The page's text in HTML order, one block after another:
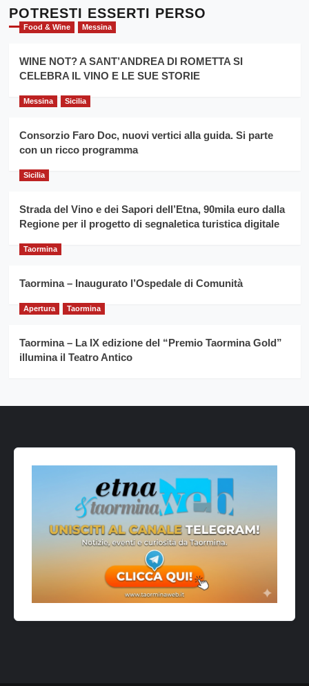
l’
evento
per
la
filiera
grano
Cronoscalata
Giarre
Montesalice
per
il
anno
Franco
Caruso
POTRESTI ESSERTI PERSO
Food & Wine Messina
WINE NOT? A SANT’ANDREA DI ROMETTA SI
CELEBRA IL VINO E LE SUE STORIE
Messina Sicilia
Consorzio Faro Doc, nuovi vertici alla guida. Si parte
con un ricco programma
Sicilia
Strada del Vino e dei Sapori dell’Etna, 90mila euro dalla
Regione per il progetto di segnaletica turistica digitale
Taormina
Taormina – Inaugurato l’Ospedale di Comunità
Apertura Taormina
Taormina – La IX edizione del “Premio Taormina Gold”
illumina il Teatro Antico